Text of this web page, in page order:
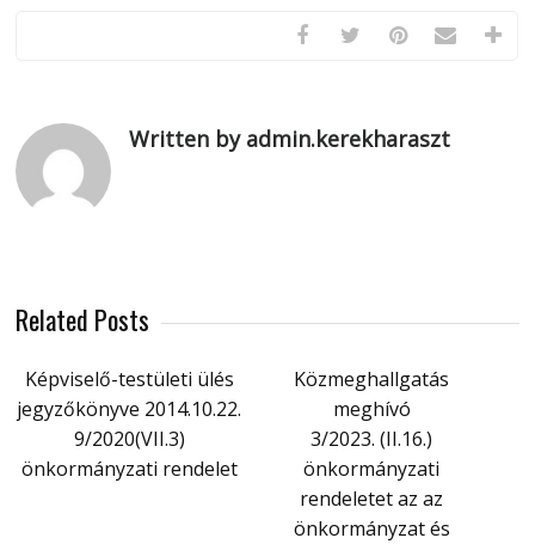
Written by admin.kerekharaszt
Related Posts
Képviselő-testületi ülés
jegyzőkönyve 2014.10.22.
Közmeghallgatás
meghívó
9/2020(VII.3)
önkormányzati rendelet
3/2023. (II.16.)
önkormányzati
rendeletet az az
önkormányzat és